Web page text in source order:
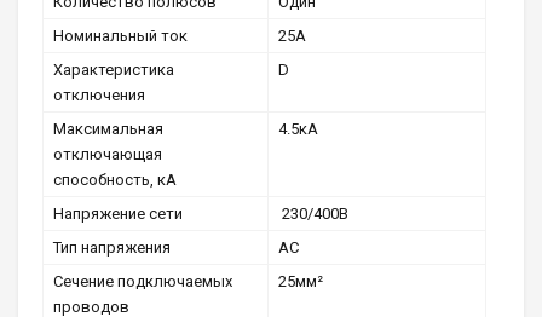
Номинальный ток
25А
Характеристика
отключения
D
Максимальная
отключающая
способность, кА
4.5кА
Напряжение сети
230/400В
Тип напряжения
АС
Сечение подключаемых
проводов
25мм²